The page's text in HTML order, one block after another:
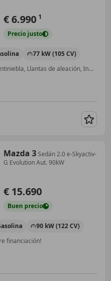
€ 6.990 1
Precio justo
77 kW (105 CV)
Garantia, Airbags laterales, Faros antiniebla, Llantas de aleación, Inmovilizador, Volante multifunción, Climatizador automático, Ventanas tintadas
Mazda 3Sedán 2.0 e-Skyactiv-
G Evolution Aut. 90kW
€ 15.690
Buen precio
90 kW (122 CV)
financiación!